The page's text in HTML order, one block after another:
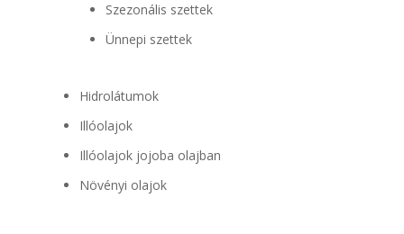
Szezonális szettek
Ünnepi szettek
Hidrolátumok
Illóolajok
Illóolajok jojoba olajban
Növényi olajok